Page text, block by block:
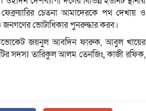
চেতনা আমাদেরকে পথ দেখায় ও
জনগণের ভোটাধিকার পুনরুদ্ধার করব।
জয়নুল আবদিন ফারুক, আবুল খায়ের
সদস্য তারিকুল আলম তেনজিং, কাজী রফিক,